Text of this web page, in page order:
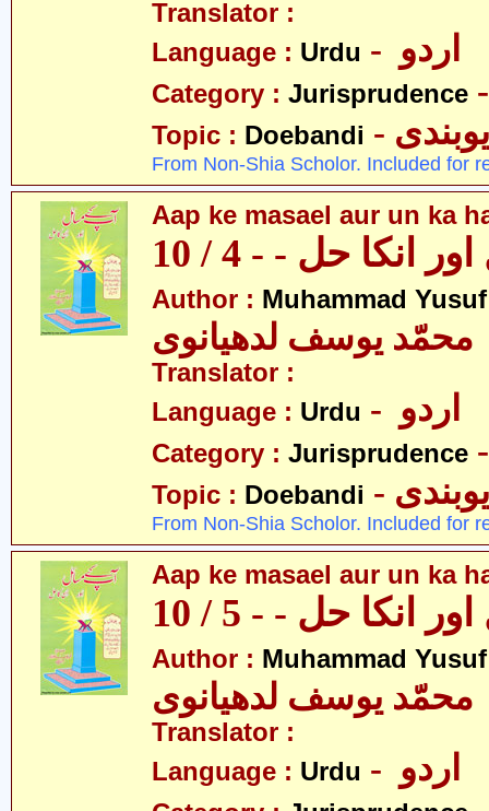
Translator :
Language : Urdu
Category : Jurisprudence
Topic : Doebandi
From Non-Shia Scholor. Included for
Aap ke masael aur un ka
انکا حل - - 4 / 10
Author : Muhammad
محمّد یوسف لدھیانوی
Translator :
Language : Urdu
Category : Jurisprudence
Topic : Doebandi
From Non-Shia Scholor. Included for
Aap ke masael aur un ka
انکا حل - - 5 / 10
Author : Muhammad
محمّد یوسف لدھیانوی
Translator :
Language : Urdu